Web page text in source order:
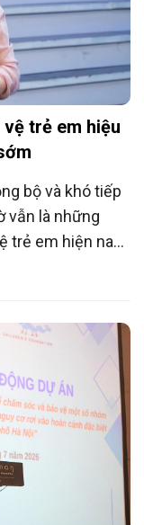
vệ trẻ em hiệu
bộ và khó tiếp
vẫn là những
trẻ em hiện nay.
xây dựng được
trọng.